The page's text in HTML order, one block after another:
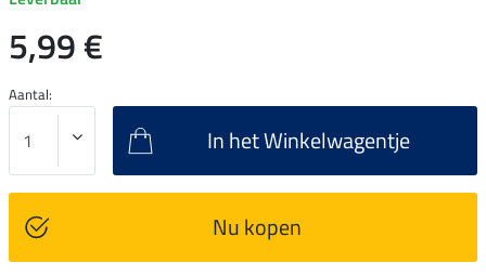
5,99 €
Aantal:
In het Winkelwagentje
Nu kopen